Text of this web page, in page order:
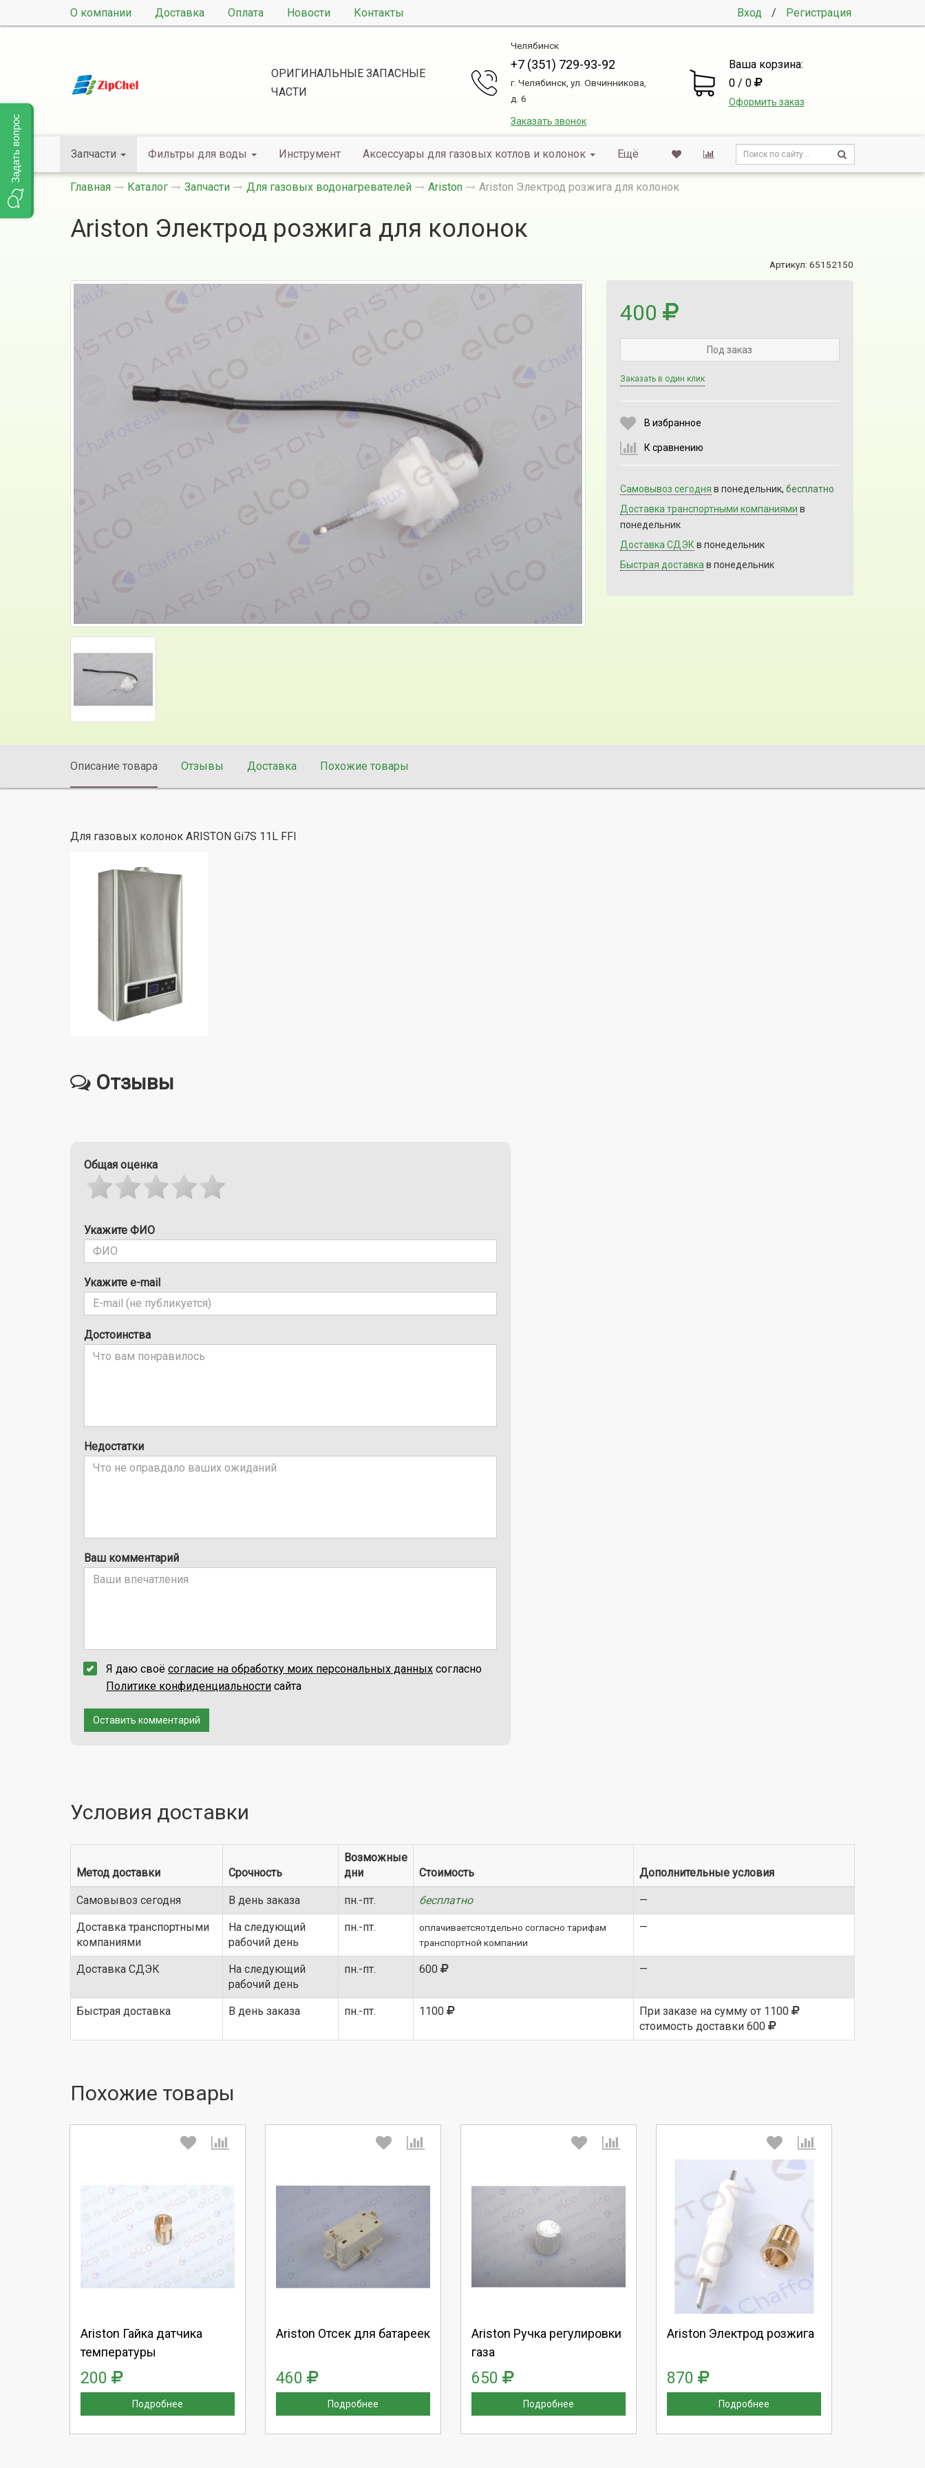
О компании Доставка Оплата Новости Контакты Вход / Регистрация
ОРИГИНАЛЬНЫЕ ЗАПАСНЫЕ
ЧАСТИ
Челябинск
+7 (351) 729-93-92
г. Челябинск, ул. Овчинникова,
д. 6
Заказать звонок
Ваша корзина:
0 / 0
Оформить заказ
Запчасти Фильтры для воды Инструмент Аксессуары для газовых котлов и колонок Ещё
Главная Каталог Запчасти Для газовых водонагревателей Ariston Ariston Электрод розжига для колонок
Ariston Электрод розжига для колонок
Артикул: 65152150
400
Выберите количество:
Продолжить Отмена
Под заказ
Заказать в один клик
В избранное
К сравнению
Самовывоз сегодня в понедельник, бесплатно
Доставка транспортными компаниями в
понедельник
Доставка СДЭК в понедельник
Быстрая доставка в понедельник
Описание товара Отзывы Доставка Похожие товары
Для газовых колонок ARISTON Gi7S 11L FFI
Отзывы
Общая оценка
Укажите ФИО
Укажите e-mail
Достоинства
Недостатки
Ваш комментарий
Я даю своё согласие на обработку моих персональных данных согласно
Политике конфиденциальности сайта
Оставить комментарий
Условия доставки
Метод доставки Срочность
Возможные
дни
Стоимость Дополнительные условия
Самовывоз сегодня В день заказа пн.-пт. бесплатно —
Доставка транспортными
компаниями
На следующий
рабочий день
пн.-пт.
оплачиваетсяотдельно согласно тарифам
транспортной компании
—
Доставка СДЭК
На следующий
рабочий день
пн.-пт. 600 —
Быстрая доставка В день заказа пн.-пт. 1100
При заказе на сумму от 1100
стоимость доставки 600
Похожие товары
Ariston Гайка датчика
температуры
200
Подробнее
Выберите количество:
Ariston Отсек для батареек
460
Подробнее
Выберите количество:
Ariston Ручка регулировки
газа
650
Подробнее
Выберите количество:
Ariston Электрод розжига
870
Подробнее
Выберите количество:
Продолжить
Задать вопрос